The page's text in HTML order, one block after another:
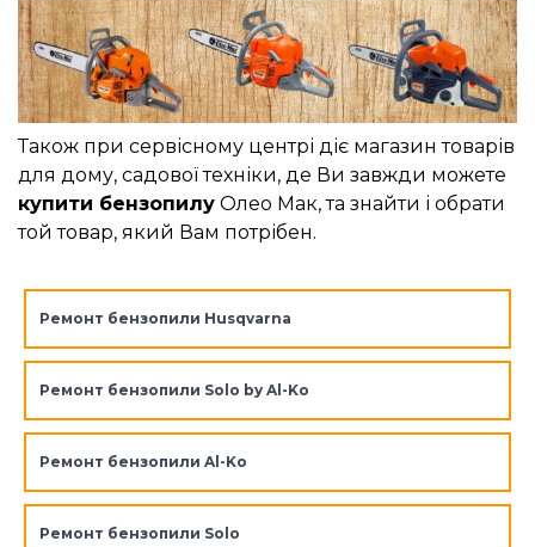
Також при сервісному центрі діє магазин товарів
для дому, садової техніки, де Ви завжди можете
купити бензопилу Олео Мак, та знайти і обрати
той товар, який Вам потрібен.
Ремонт бензопили Husqvarna
Ремонт бензопили Solo by Al-Ko
Ремонт бензопили Al-Ko
Ремонт бензопили Solo